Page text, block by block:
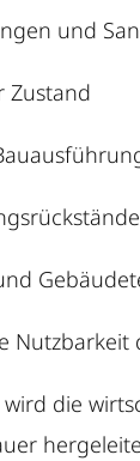
und
Zustand
Nutzbarkeit
wird die